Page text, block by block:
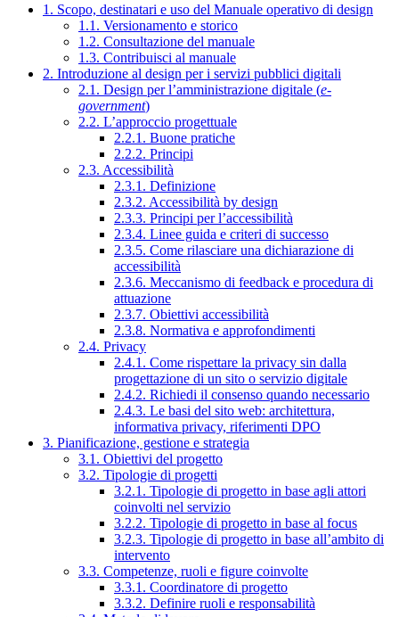
1. Scopo, destinatari e uso del Manuale operativo di design
1.1. Versionamento e storico
1.2. Consultazione del manuale
1.3. Contribuisci al manuale
2. Introduzione al design per i servizi pubblici digitali
2.1. Design per l’amministrazione digitale (e-
government)
2.2. L’approccio progettuale
2.2.1. Buone pratiche
2.2.2. Principi
2.3. Accessibilità
2.3.1. Definizione
2.3.2. Accessibilità by design
2.3.3. Principi per l’accessibilità
2.3.4. Linee guida e criteri di successo
2.3.5. Come rilasciare una dichiarazione di
accessibilità
2.3.6. Meccanismo di feedback e procedura di
attuazione
2.3.7. Obiettivi accessibilità
2.3.8. Normativa e approfondimenti
2.4. Privacy
2.4.1. Come rispettare la privacy sin dalla
progettazione di un sito o servizio digitale
2.4.2. Richiedi il consenso quando necessario
2.4.3. Le basi del sito web: architettura,
informativa privacy, riferimenti DPO
3. Pianificazione, gestione e strategia
3.1. Obiettivi del progetto
3.2. Tipologie di progetti
3.2.1. Tipologie di progetto in base agli attori
coinvolti nel servizio
3.2.2. Tipologie di progetto in base al focus
3.2.3. Tipologie di progetto in base all’ambito di
intervento
3.3. Competenze, ruoli e figure coinvolte
3.3.1. Coordinatore di progetto
3.3.2. Definire ruoli e responsabilità